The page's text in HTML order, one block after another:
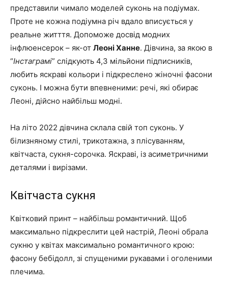
представили чимало моделей суконь на подіумах.
Проте не кожна подіумна річ вдало вписується у
реальне житття. Допоможе досвід модних
інфлюенсерок – як-от Леоні Ханне. Дівчина, за якою в
“Інстаграмі” слідкують 4,3 мільйони підписників,
любить яскраві кольори і підкреслено жіночні фасони
суконь. І можна бути впевненими: речі, які обирає
Леоні, дійсно найбільш модні.
На літо 2022 дівчина склала свій топ суконь. У
білизняному стилі, трикотажна, з плісуванням,
квітчаста, сукня-сорочка. Яскраві, із асиметричними
деталями і вирізами.
Квітчаста сукня
Квітковий принт – найбільш романтичний. Щоб
максимально підкреслити цей настрій, Леоні обрала
сукню у квітах максимально романтичного крою:
фасону бебідолл, зі спущеними рукавами і оголеними
плечима.